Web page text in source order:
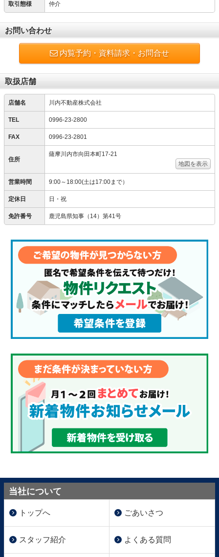
取引態様 仲介
お問い合わせ
内覧予約・資料請求・お問合せ
取扱店舗
店舗名 川内不動産株式会社
TEL 0996-23-2800
FAX 0996-23-2801
住所
薩摩川内市向田本町17-21
地図を表示
営業時間 9:00～18:00(土は17:00まで）
定休日 日・祝
免許番号 鹿児島県知事（14）第41号
当社について
トップへ ごあいさつ
スタッフ紹介 よくある質問